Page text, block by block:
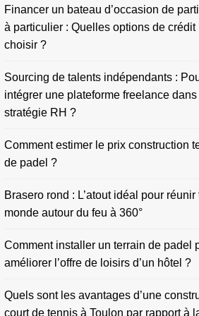
Financer un bateau d’occasion de
à particulier : Quelles options de crédit
choisir ?
Sourcing de talents indépendants :
intégrer une plateforme freelance dans
stratégie RH ?
Comment estimer le prix construction
de padel ?
Brasero rond : L’atout idéal pour réunir
monde autour du feu à 360°
Comment installer un terrain de padel
améliorer l’offre de loisirs d’un hôtel ?
Quels sont les avantages d’une
court de tennis à Toulon par rapport à